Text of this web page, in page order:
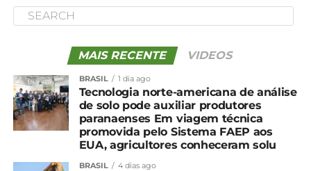
MAIS RECENTE VIDEOS
BRASIL 1 dia ago
Tecnologia norte-americana de análise
de solo pode auxiliar produtores
paranaenses Em viagem técnica
promovida pelo Sistema FAEP aos
EUA, agricultores conheceram solu
BRASIL 4 dias ago